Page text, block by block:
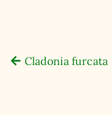
Cladonia furcata